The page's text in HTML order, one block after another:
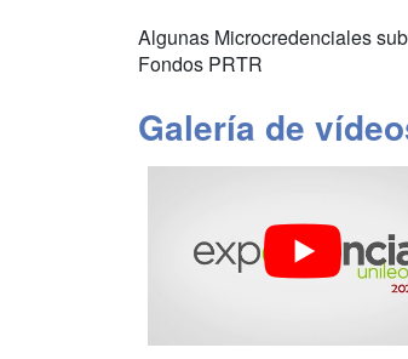
Algunas Microcredenciales
Fondos PRTR
Galería de